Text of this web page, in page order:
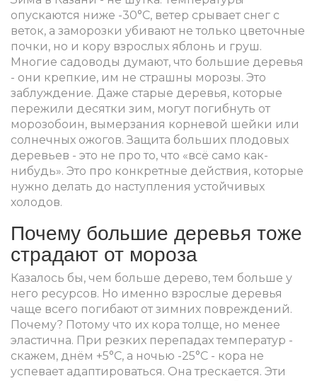
опускаются ниже -30°C, ветер срывает снег с
веток, а заморозки убивают не только цветочные
почки, но и кору взрослых яблонь и груш.
Многие садоводы думают, что большие деревья
- они крепкие, им не страшны морозы. Это
заблуждение. Даже старые деревья, которые
пережили десятки зим, могут погибнуть от
морозобоин, вымерзания корневой шейки или
солнечных ожогов. Защита больших плодовых
деревьев - это не про то, что «всё само как-
нибудь». Это про конкретные действия, которые
нужно делать до наступления устойчивых
холодов.
Почему большие деревья тоже
страдают от мороза
Казалось бы, чем больше дерево, тем больше у
него ресурсов. Но именно взрослые деревья
чаще всего погибают от зимних повреждений.
Почему? Потому что их кора толще, но менее
эластична. При резких перепадах температур -
скажем, днём +5°C, а ночью -25°C - кора не
успевает адаптироваться. Она трескается. Эти